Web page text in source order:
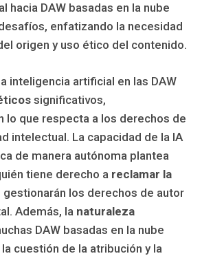
hacia DAW basadas en la nube
enfatizando la necesidad
origen y uso ético del contenido.
inteligencia artificial en las DAW
significativos,
lo que respecta a los derechos de
intelectual. La capacidad de la IA
de manera autónoma plantea
tiene derecho a reclamar la
gestionarán los derechos de autor
Además, la naturaleza
DAW basadas en la nube
cuestión de la atribución y la